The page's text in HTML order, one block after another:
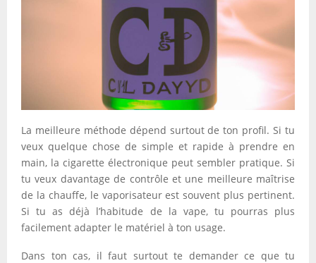
La meilleure méthode dépend surtout de ton profil. Si tu
veux quelque chose de simple et rapide à prendre en
main, la cigarette électronique peut sembler pratique. Si
tu veux davantage de contrôle et une meilleure maîtrise
de la chauffe, le vaporisateur est souvent plus pertinent.
Si tu as déjà l’habitude de la vape, tu pourras plus
facilement adapter le matériel à ton usage.
Dans ton cas, il faut surtout te demander ce que tu